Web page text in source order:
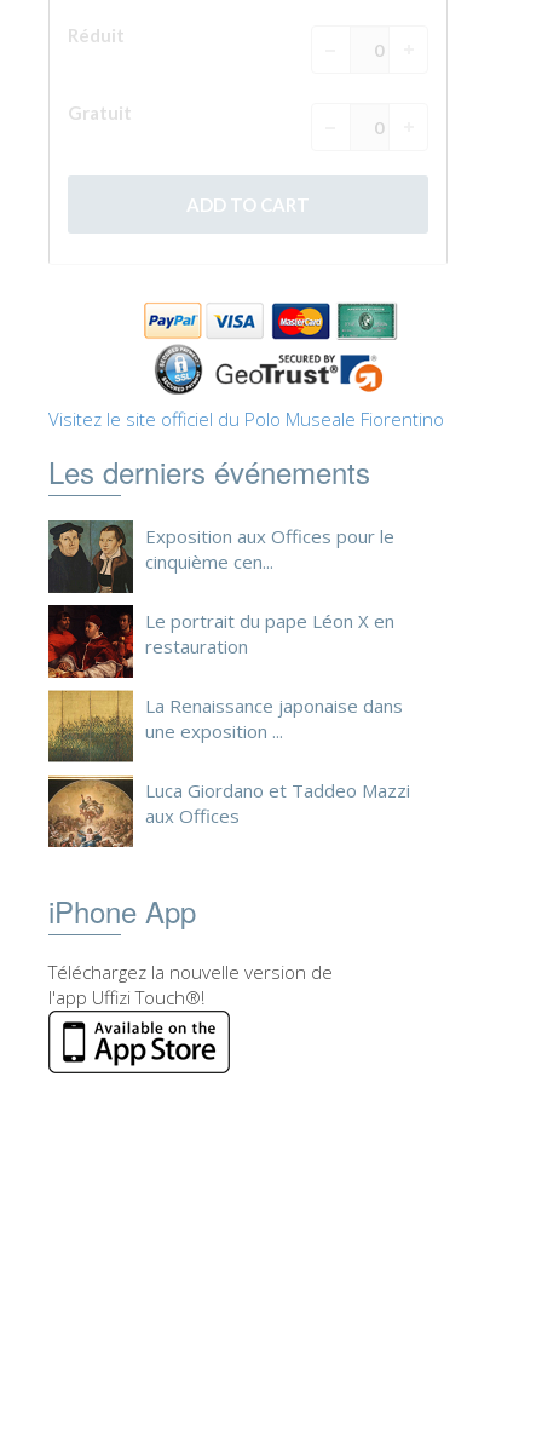
Visitez le site officiel du Polo Museale Fiorentino
Les derniers événements
Exposition aux Offices pour le
cinquième cen...
Le portrait du pape Léon X en
restauration
La Renaissance japonaise dans
une exposition ...
Luca Giordano et Taddeo Mazzi
aux Offices
iPhone App
Téléchargez la nouvelle version de
l'app Uffizi Touch®!